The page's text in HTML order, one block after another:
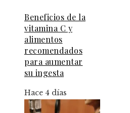
Beneficios de la
vitamina C y
alimentos
recomendados
para aumentar
su ingesta
Hace 4 días